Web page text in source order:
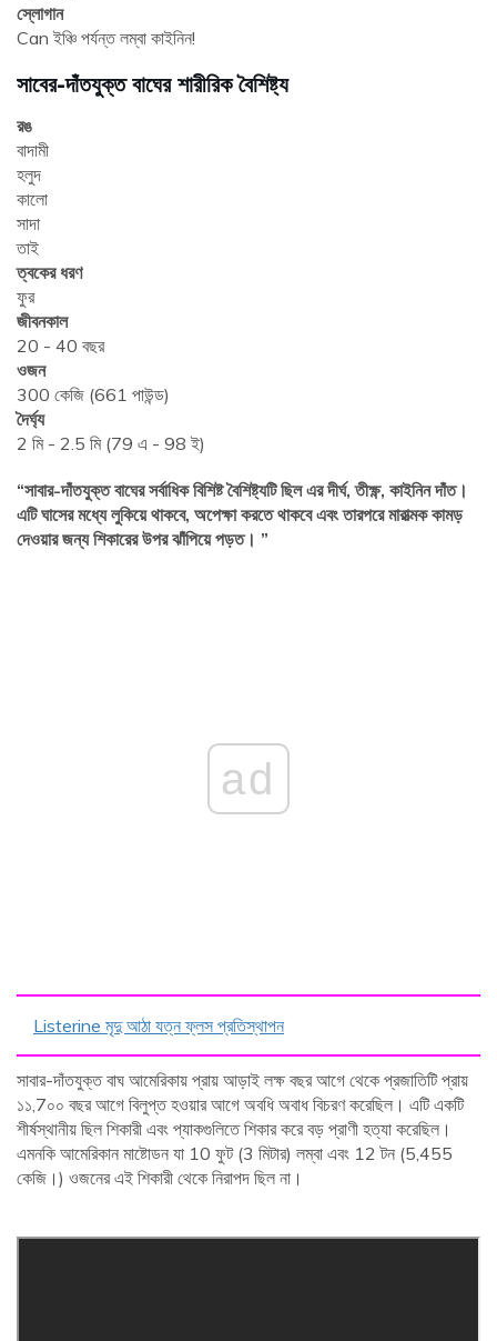
স্লোগান
Can ইঞ্চি পর্যন্ত লম্বা কাইনিন!
সাবের-দাঁতযুক্ত বাঘের শারীরিক বৈশিষ্ট্য
রঙ
বাদামী
হলুদ
কালো
সাদা
তাই
ত্বকের ধরণ
ফুর
জীবনকাল
20 - 40 বছর
ওজন
300 কেজি (661 পাউন্ড)
দৈর্ঘ্য
2 মি - 2.5 মি (79 এ - 98 ই)
“সাবার-দাঁতযুক্ত বাঘের সর্বাধিক বিশিষ্ট বৈশিষ্ট্যটি ছিল এর দীর্ঘ, তীক্ষ্ণ, কাইনিন দাঁত।
এটি ঘাসের মধ্যে লুকিয়ে থাকবে, অপেক্ষা করতে থাকবে এবং তারপরে মারাত্মক কামড়
দেওয়ার জন্য শিকারের উপর ঝাঁপিয়ে পড়ত। ”
ad
Listerine মৃদু আঠা যত্ন ফ্লস প্রতিস্থাপন
সাবার-দাঁতযুক্ত বাঘ আমেরিকায় প্রায় আড়াই লক্ষ বছর আগে থেকে প্রজাতিটি প্রায়
১১,7০০ বছর আগে বিলুপ্ত হওয়ার আগে অবধি অবাধ বিচরণ করেছিল। এটি একটি
শীর্ষস্থানীয় ছিল শিকারী এবং প্যাকগুলিতে শিকার করে বড় প্রাণী হত্যা করেছিল।
এমনকি আমেরিকান মাষ্টোডন যা 10 ফুট (3 মিটার) লম্বা এবং 12 টন (5,455
কেজি।) ওজনের এই শিকারী থেকে নিরাপদ ছিল না।